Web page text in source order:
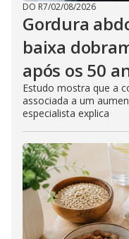
DO R7/02/08/2026
Gordura
baixa
após os 50
Estudo mostra que a
associada a um
especialista explica